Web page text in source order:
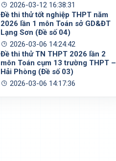
2026-03-12 16:38:31
Đề thi thử tốt nghiệp THPT năm
2026 lần 1 môn Toán sở GD&ĐT
Lạng Sơn (Đề số 04)
2026-03-06 14:24:42
Đề thi thử TN THPT 2026 lần 2
môn Toán cụm 13 trường THPT –
Hải Phòng (Đề số 03)
2026-03-06 14:17:36